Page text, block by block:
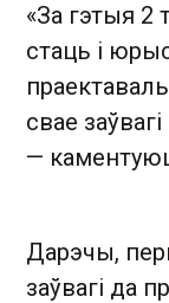
«За гэтыя
стаць і
свае
—
Дарэчы,
заўвагі да